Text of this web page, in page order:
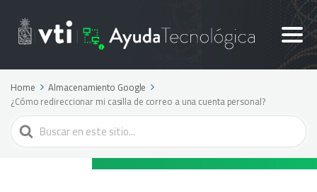
Home
Almacenamiento Google
¿Cómo redireccionar mi casilla de correo a una cuenta personal?
Search
For